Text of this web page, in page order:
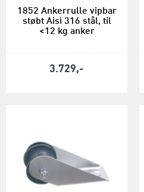
1852 Ankerrulle vipbar
støbt Aisi 316 stål, til
<12 kg anker
3.729,-